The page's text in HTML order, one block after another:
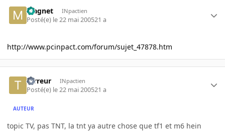
Magnet INpactien
Posté(e) le 22 mai 200521 a
http://www.pcinpact.com/forum/sujet_47878.htm
terreur INpactien
Posté(e) le 22 mai 200521 a
AUTEUR
topic TV, pas TNT, la tnt ya autre chose que tf1 et m6 hein